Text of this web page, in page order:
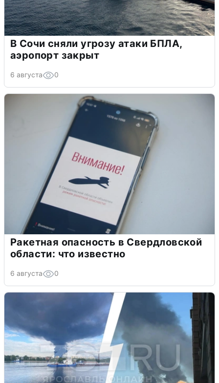
В Сочи сняли угрозу атаки БПЛА,
аэропорт закрыт
6 августа 0
Ракетная опасность в Свердловской
области: что известно
6 августа 0